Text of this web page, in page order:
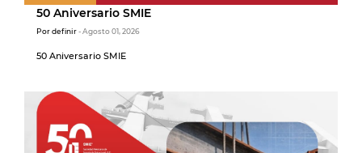
50 Aniversario SMIE
Por definir- Agosto 01, 2026
50 Aniversario SMIE